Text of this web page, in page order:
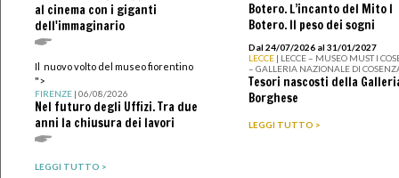
al cinema con i giganti
dell'immaginario
Il nuovo volto del museo fiorentino
">
FIRENZE| 06/08/2026
Nel futuro degli Uffizi. Tra due
anni la chiusura dei lavori
LEGGI TUTTO >
Botero. L’incanto del Mito I
Botero. Il peso dei sogni
Dal 24/07/2026 al 31/01/2027
LECCE | LECCE – MUSEO MUST I
– GALLERIA NAZIONALE DI
Tesori nascosti della
Borghese
LEGGI TUTTO >